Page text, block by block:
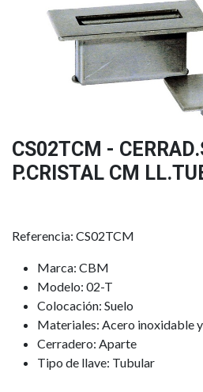
CS02TCM -
P.CRISTAL CM
Referencia: CS02TCM
Marca: CBM
Modelo: 02-T
Colocación: Suelo
Materiales: Acero inoxidable
Cerradero: Aparte
Tipo de llave: Tubular